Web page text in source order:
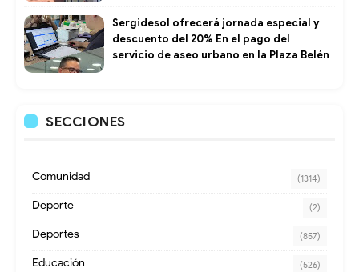
Sergidesol ofrecerá jornada especial y
descuento del 20% En el pago del
servicio de aseo urbano en la Plaza Belén
SECCIONES
Comunidad (1314)
Deporte (2)
Deportes (857)
Educación (526)